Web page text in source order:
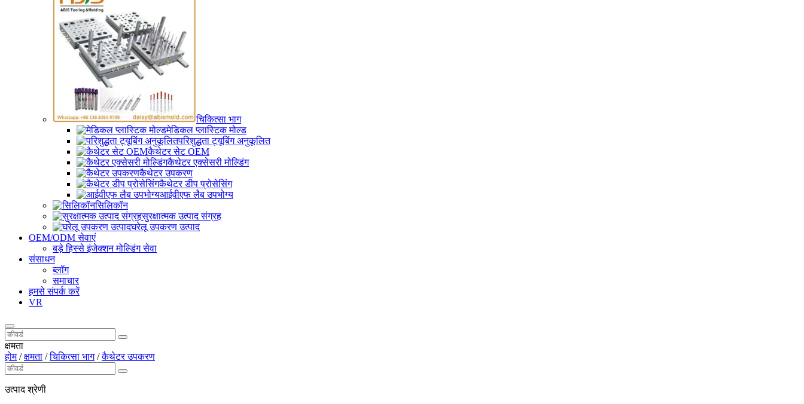
चिकित्सा भाग
मेडिकल प्लास्टिक मोल्ड
परिशुद्धता ट्यूबिंग अनुकूलित
कैथेटर सेट OEM
कैथेटर एक्सेसरी मोल्डिंग
कैथेटर उपकरण
कैथेटर डीप प्रोसेसिंग
आईवीएफ लैब उपभोग्य
सिलिकॉन
सुरक्षात्मक उत्पाद संग्रह
घरेलू उपकरण उत्पाद
OEM/ODM सेवाएं
बड़े हिस्से इंजेक्शन मोल्डिंग सेवा
संसाधन
ब्लॉग
समाचार
हमसे संपर्क करें
VR
क्षमता
होम/क्षमता /चिकित्सा भाग/कैथेटर उपकरण
उत्पाद श्रेणी